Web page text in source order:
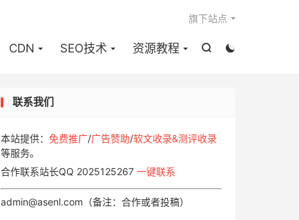


CDN SEO技术 资源教程
旗下站点
联系我们
本站提供： 免费推广/广告赞助/软文收录&测评收录
等服务。
合作联系站长QQ 2025125267 一键联系
admin@asenl.com（备注：合作或者投稿）